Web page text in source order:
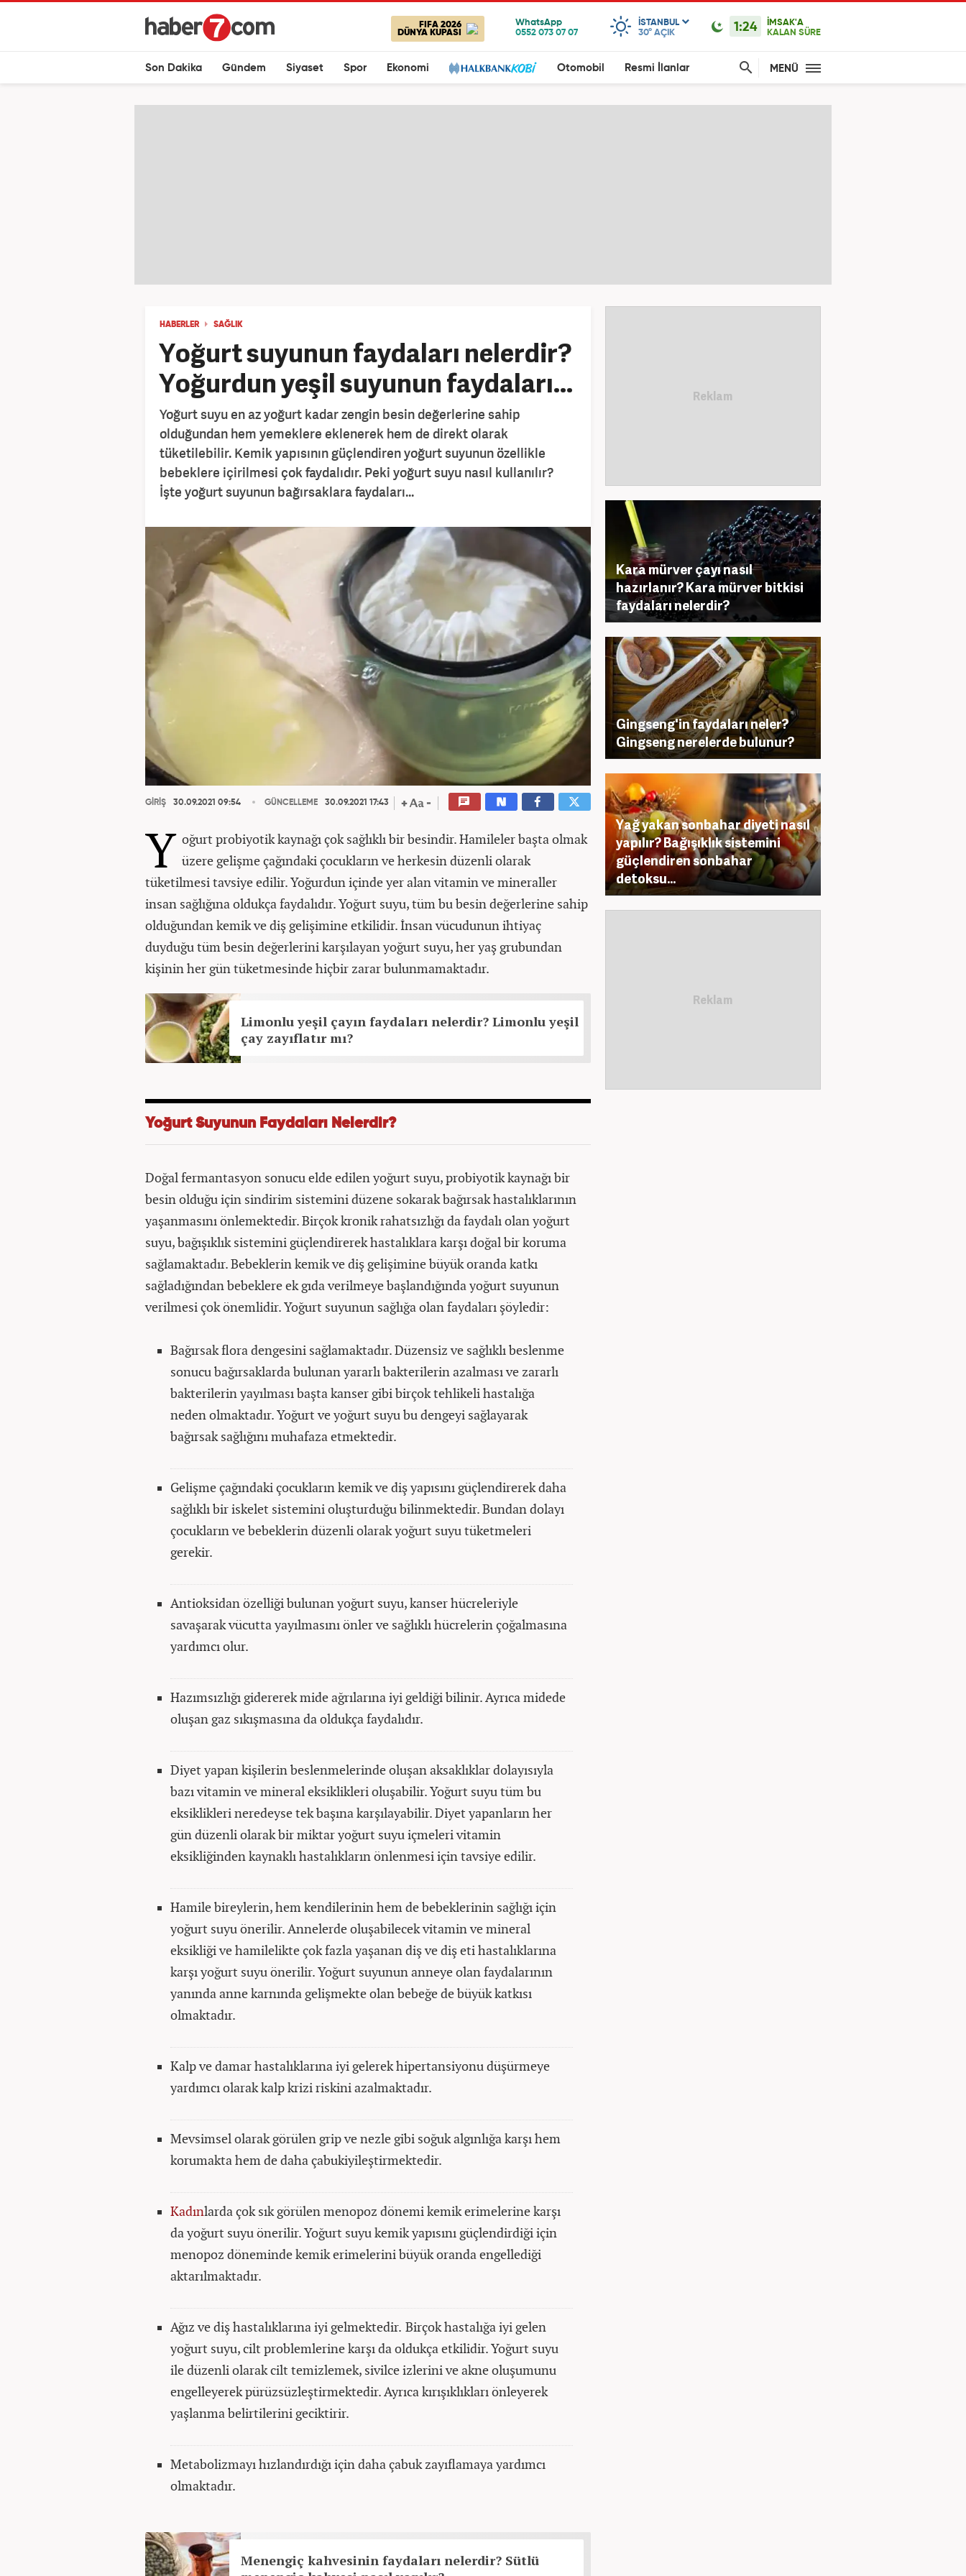
FIFA 2026
DÜNYA KUPASI
ISTANBUL
30° AÇIK 1:24
İMSAK'A
KALAN SÜRE
Son Dakika Gündem Siyaset Spor Ekonomi Otomobil Resmi İlanlar MENÜ
HABERLER SAĞLIK
Yoğurt suyunun faydaları nelerdir?
Yoğurdun yeşil suyunun faydaları...
Yoğurt suyu en az yoğurt kadar zengin besin değerlerine sahip
olduğundan hem yemeklere eklenerek hem de direkt olarak
tüketilebilir. Kemik yapısının güçlendiren yoğurt suyunun özellikle
bebeklere içirilmesi çok faydalıdır. Peki yoğurt suyu nasıl kullanılır?
İşte yoğurt suyunun bağırsaklara faydaları...
GİRİŞ 30.09.2021 09:54 GÜNCELLEME 30.09.2021 17:43
Y oğurt probiyotik kaynağı çok sağlıklı bir besindir. Hamileler başta olmak
üzere gelişme çağındaki çocukların ve herkesin düzenli olarak
tüketilmesi tavsiye edilir. Yoğurdun içinde yer alan vitamin ve mineraller
insan sağlığına oldukça faydalıdır. Yoğurt suyu, tüm bu besin değerlerine sahip
olduğundan kemik ve diş gelişimine etkilidir. İnsan vücudunun ihtiyaç
duyduğu tüm besin değerlerini karşılayan yoğurt suyu, her yaş grubundan
kişinin her gün tüketmesinde hiçbir zarar bulunmamaktadır.
Limonlu yeşil çayın faydaları nelerdir? Limonlu yeşil
çay zayıflatır mı?
Yoğurt Suyunun Faydaları Nelerdir?
Doğal fermantasyon sonucu elde edilen yoğurt suyu, probiyotik kaynağı bir
besin olduğu için sindirim sistemini düzene sokarak bağırsak hastalıklarının
yaşanmasını önlemektedir. Birçok kronik rahatsızlığı da faydalı olan yoğurt
suyu, bağışıklık sistemini güçlendirerek hastalıklara karşı doğal bir koruma
sağlamaktadır. Bebeklerin kemik ve diş gelişimine büyük oranda katkı
sağladığından bebeklere ek gıda verilmeye başlandığında yoğurt suyunun
verilmesi çok önemlidir. Yoğurt suyunun sağlığa olan faydaları şöyledir:
Bağırsak flora dengesini sağlamaktadır. Düzensiz ve sağlıklı beslenme
sonucu bağırsaklarda bulunan yararlı bakterilerin azalması ve zararlı
bakterilerin yayılması başta kanser gibi birçok tehlikeli hastalığa
neden olmaktadır. Yoğurt ve yoğurt suyu bu dengeyi sağlayarak
bağırsak sağlığını muhafaza etmektedir.
Gelişme çağındaki çocukların kemik ve diş yapısını güçlendirerek daha
sağlıklı bir iskelet sistemini oluşturduğu bilinmektedir. Bundan dolayı
çocukların ve bebeklerin düzenli olarak yoğurt suyu tüketmeleri
gerekir.
Antioksidan özelliği bulunan yoğurt suyu, kanser hücreleriyle
savaşarak vücutta yayılmasını önler ve sağlıklı hücrelerin çoğalmasına
yardımcı olur.
Hazımsızlığı gidererek mide ağrılarına iyi geldiği bilinir. Ayrıca midede
oluşan gaz sıkışmasına da oldukça faydalıdır.
Diyet yapan kişilerin beslenmelerinde oluşan aksaklıklar dolayısıyla
bazı vitamin ve mineral eksiklikleri oluşabilir. Yoğurt suyu tüm bu
eksiklikleri neredeyse tek başına karşılayabilir. Diyet yapanların her
gün düzenli olarak bir miktar yoğurt suyu içmeleri vitamin
eksikliğinden kaynaklı hastalıkların önlenmesi için tavsiye edilir.
Hamile bireylerin, hem kendilerinin hem de bebeklerinin sağlığı için
yoğurt suyu önerilir. Annelerde oluşabilecek vitamin ve mineral
eksikliği ve hamilelikte çok fazla yaşanan diş ve diş eti hastalıklarına
karşı yoğurt suyu önerilir. Yoğurt suyunun anneye olan faydalarının
yanında anne karnında gelişmekte olan bebeğe de büyük katkısı
olmaktadır.
Kalp ve damar hastalıklarına iyi gelerek hipertansiyonu düşürmeye
yardımcı olarak kalp krizi riskini azalmaktadır.
Mevsimsel olarak görülen grip ve nezle gibi soğuk algınlığa karşı hem
korumakta hem de daha çabukiyileştirmektedir.
Kadınlarda çok sık görülen menopoz dönemi kemik erimelerine karşı
da yoğurt suyu önerilir. Yoğurt suyu kemik yapısını güçlendirdiği için
menopoz döneminde kemik erimelerini büyük oranda engellediği
aktarılmaktadır.
Ağız ve diş hastalıklarına iyi gelmektedir. Birçok hastalığa iyi gelen
yoğurt suyu, cilt problemlerine karşı da oldukça etkilidir. Yoğurt suyu
ile düzenli olarak cilt temizlemek, sivilce izlerini ve akne oluşumunu
engelleyerek pürüzsüzleştirmektedir. Ayrıca kırışıklıkları önleyerek
yaşlanma belirtilerini geciktirir.
Metabolizmayı hızlandırdığı için daha çabuk zayıflamaya yardımcı
olmaktadır.
Menengiç kahvesinin faydaları nelerdir? Sütlü
Kara mürver çayı nasıl
hazırlanır? Kara mürver bitkisi
faydaları nelerdir?
Gingseng'in faydaları neler?
Gingseng nerelerde bulunur?
Yağ yakan sonbahar diyeti nasıl
yapılır? Bağışıklık sistemini
güçlendiren sonbahar
detoksu...